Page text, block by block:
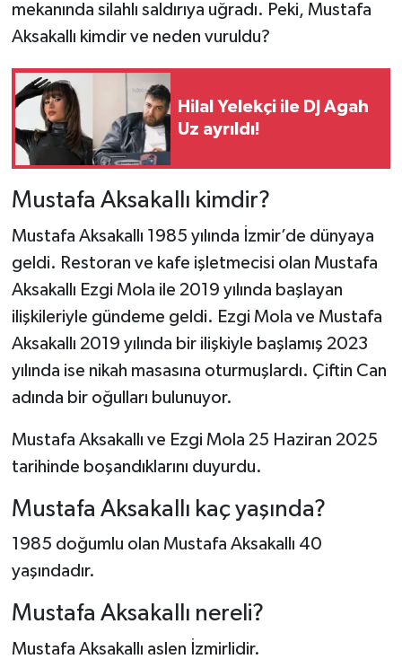
mekanında silahlı saldırıya uğradı. Peki, Mustafa
Aksakallı kimdir ve neden vuruldu?
Hilal Yelekçi ile DJ Agah
Uz ayrıldı!
Mustafa Aksakallı kimdir?
Mustafa Aksakallı 1985 yılında İzmir’de dünyaya
geldi. Restoran ve kafe işletmecisi olan Mustafa
Aksakallı Ezgi Mola ile 2019 yılında başlayan
ilişkileriyle gündeme geldi. Ezgi Mola ve Mustafa
Aksakallı 2019 yılında bir ilişkiyle başlamış 2023
yılında ise nikah masasına oturmuşlardı. Çiftin Can
adında bir oğulları bulunuyor.
Mustafa Aksakallı ve Ezgi Mola 25 Haziran 2025
tarihinde boşandıklarını duyurdu.
Mustafa Aksakallı kaç yaşında?
1985 doğumlu olan Mustafa Aksakallı 40
yaşındadır.
Mustafa Aksakallı nereli?
Mustafa Aksakallı aslen İzmirlidir.